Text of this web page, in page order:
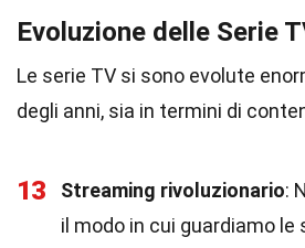
Evoluzione delle Serie
Le serie TV si sono evolute
degli anni, sia in termini di
13 Streaming rivoluzionario:
il modo in cui guardiamo le